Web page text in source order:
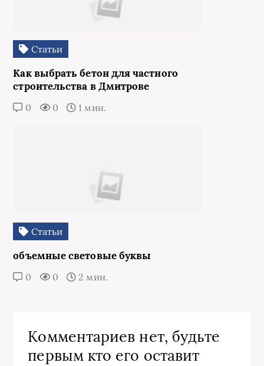
Статьи
Как выбрать бетон для частного
строительства в Дмитрове
0 0 1 мин.
Статьи
объемные световые буквы
0 0 2 мин.
Комментариев нет, будьте
первым кто его оставит